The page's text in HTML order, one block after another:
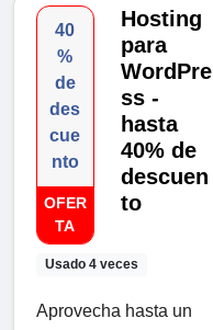
40
%
de
des
cue
nto
OFER
TA
Usado 4 veces
Hosting
para
WordPre
ss -
hasta
40% de
descuen
to
Aprovecha hasta un